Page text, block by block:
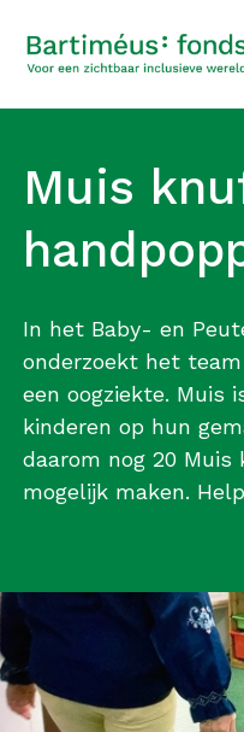
Muis
In het Baby- en
onderzoekt het
een oogziekte. Muis
kinderen op hun
daarom nog 20
mogelijk maken.